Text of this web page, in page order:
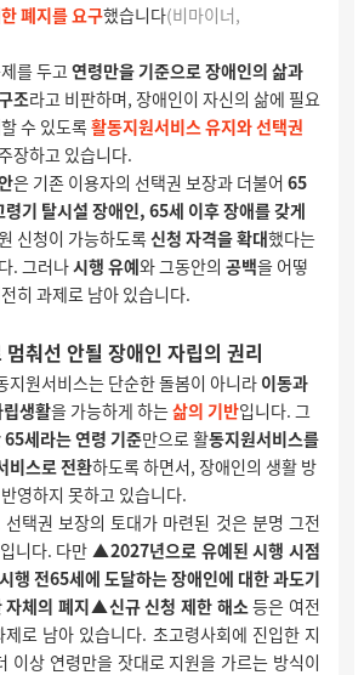
폐지를 요구했습니다(비마이너,
를 두고연령만을 기준으로 장애인의 삶과
조라고 비판하며, 장애인이 자신의 삶에 필요
수 있도록활동지원서비스 유지와 선택권
장하고 있습니다.
은 기존 이용자의 선택권 보장과 더불어 65
령기 탈시설 장애인, 65세 이후 장애를 갖게
신청이 가능하도록신청 자격을 확대했다는
. 그러나시행 유예와 그동안의 공백을 어떻
히 과제로 남아 있습니다.
춰선 안될 장애인 자립의 권리
지원서비스는 단순한 돌봄이 아니라 이동과
생활을 가능하게 하는삶의 기반입니다. 그
65세라는 연령 기준만으로 활동지원서비스를
비스로 전환하도록 하면서, 장애인의 생활 방
영하지 못하고 있습니다.
택권 보장의 토대가 마련된 것은 분명 그전
니다. 다만 ▲2027년으로 유예된 시행 시점
행 전65세에 도달하는 장애인에 대한 과도기
체의 폐지▲신규 신청 제한 해소등은 여전
로 남아 있습니다. 초고령사회에 진입한 지
이상 연령만을 잣대로 지원을 가르는 방식이